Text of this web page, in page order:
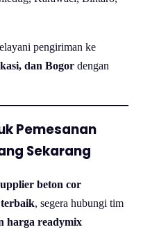
pengiriman ke
dan Bogor dengan
Pemesanan
Sekarang
beton cor
terbaik, segera hubungi tim
harga readymix